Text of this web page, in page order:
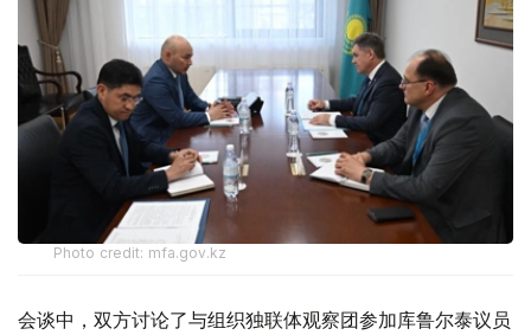
Photo credit: mfa.gov.kz
会谈中，双方讨论了与组织独联体观察团参加库鲁尔泰议员